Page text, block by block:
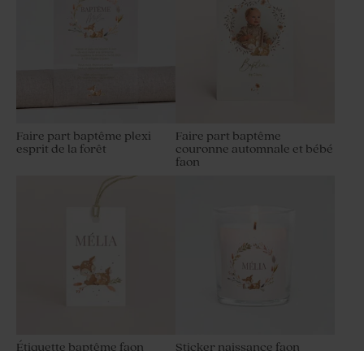
Faire part baptême plexi
esprit de la forêt
Faire part baptême
couronne automnale et bébé
faon
Étiquette baptême faon
Sticker naissance faon